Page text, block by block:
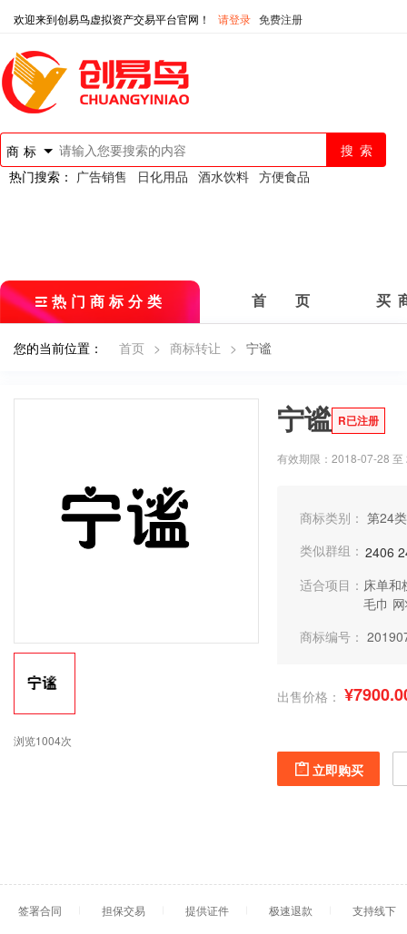
欢迎来到创易鸟虚拟资产交易平台官网！ 请登录 免费注册
商标
热门搜索： 广告销售 日化用品 酒水饮料 方便食品
热门商标分类 首 页 买
您的当前位置： 首页 > 商标转让 > 宁谧
浏览1004次
宁谧 R已注册
有效期限：2018-07-28
商标类别： 第24
类似群组： 2406
适合项目： 床单和
毛巾
商标编号：
出售价格：
立即购买
签署合同 担保交易 提供证件 极速退款 支持线下